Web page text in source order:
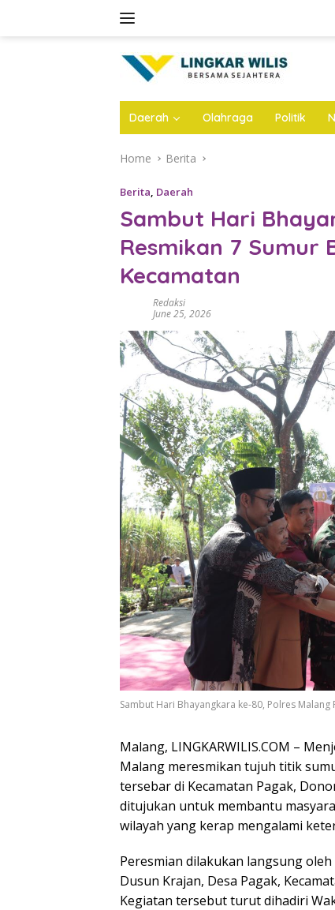
Daerah Olahraga Politik
Home Berita
Berita, Daerah
Sambut Hari
Resmikan 7 Sumur
Kecamatan
Redaksi
June 25, 2026
Sambut Hari Bhayangkara ke-80, Polres
Malang, LINGKARWILIS.COM –
Malang meresmikan tujuh titik
tersebar di Kecamatan Pagak,
ditujukan untuk membantu
wilayah yang kerap mengalami
Peresmian dilakukan langsung
Dusun Krajan, Desa Pagak,
Kegiatan tersebut turut dihadiri